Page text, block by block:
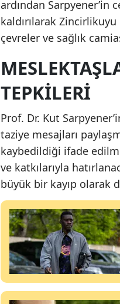
ardından Sarpyener’in
kaldırılarak
çevreler ve sağlık
TEPKILERI
Prof. Dr. Kut
taziye mesajları
kaybedildiği ifade
ve katkılarıyla
büyük bir kayıp olarak